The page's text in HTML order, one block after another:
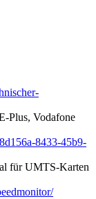
Plus, Vodafone
8433-45b9-
für UMTS-Karten